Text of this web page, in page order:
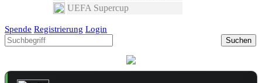
UEFA Supercup
Spende Registrierung Login
Suchen